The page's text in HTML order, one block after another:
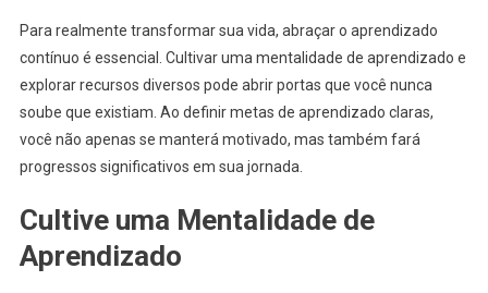
Para realmente transformar sua vida, abraçar o aprendizado
contínuo é essencial. Cultivar uma mentalidade de aprendizado e
explorar recursos diversos pode abrir portas que você nunca
soube que existiam. Ao definir metas de aprendizado claras,
você não apenas se manterá motivado, mas também fará
progressos significativos em sua jornada.
Cultive uma Mentalidade de
Aprendizado